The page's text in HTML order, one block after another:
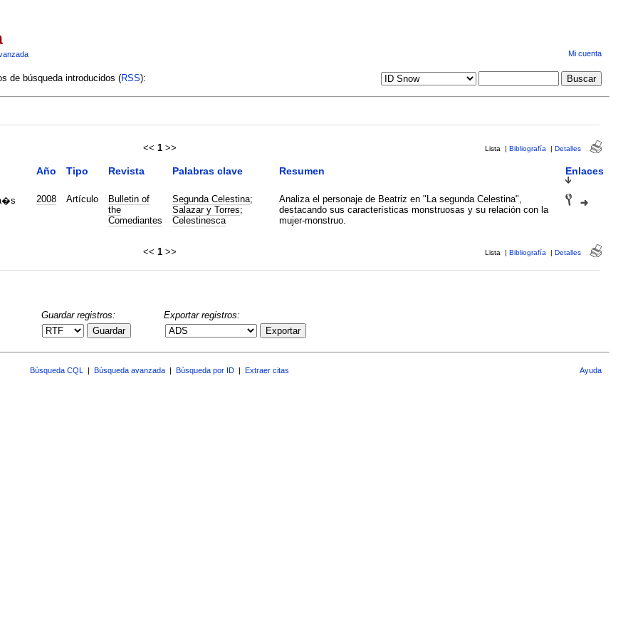
Mi cuenta
de búsqueda introducidos (RSS):
<< 1 >> Lista | Bibliografía | Detalles
Año Tipo Revista Palabras clave Resumen Enlaces
2008 Artículo
Bulletin of
the
Comediantes
Segunda Celestina;
Salazar y Torres;
Celestinesca
Analiza el personaje de Beatriz en "La segunda Celestina",
destacando sus características monstruosas y su relación con la
mujer-monstruo.
<< 1 >> Lista | Bibliografía | Detalles
Guardar registros:
Guardar
Exportar registros:
Exportar
Búsqueda CQL Búsqueda avanzada Búsqueda por ID Extraer citas Ayuda